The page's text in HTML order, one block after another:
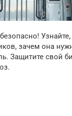
Узнайте,
зачем она
Защитите свой